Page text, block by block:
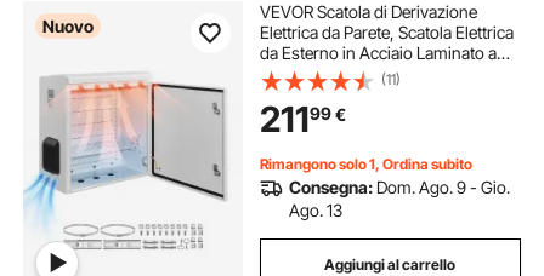
Nuovo
VEVOR Scatola di Derivazione
Elettrica da Parete, Scatola Elettrica
da Esterno in Acciaio Laminato a
Freddo con Termostato
Impermeabile IP65 550 x 300 x 600
mm, Montaggio da Parete, Design
Ventilato
(11)
21199€
Rimangono solo 1, Ordina subito
Consegna: Dom. Ago. 9 - Gio.
Ago. 13
Aggiungi al carrello